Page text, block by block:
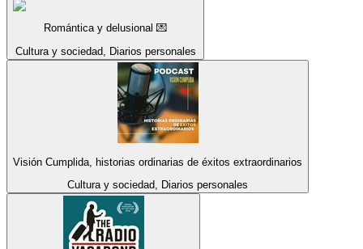
Romántica y delusional 💌
Cultura y sociedad, Diarios personales
Visión Cumplida, historias ordinarias de éxitos extraordinarios
Cultura y sociedad, Diarios personales